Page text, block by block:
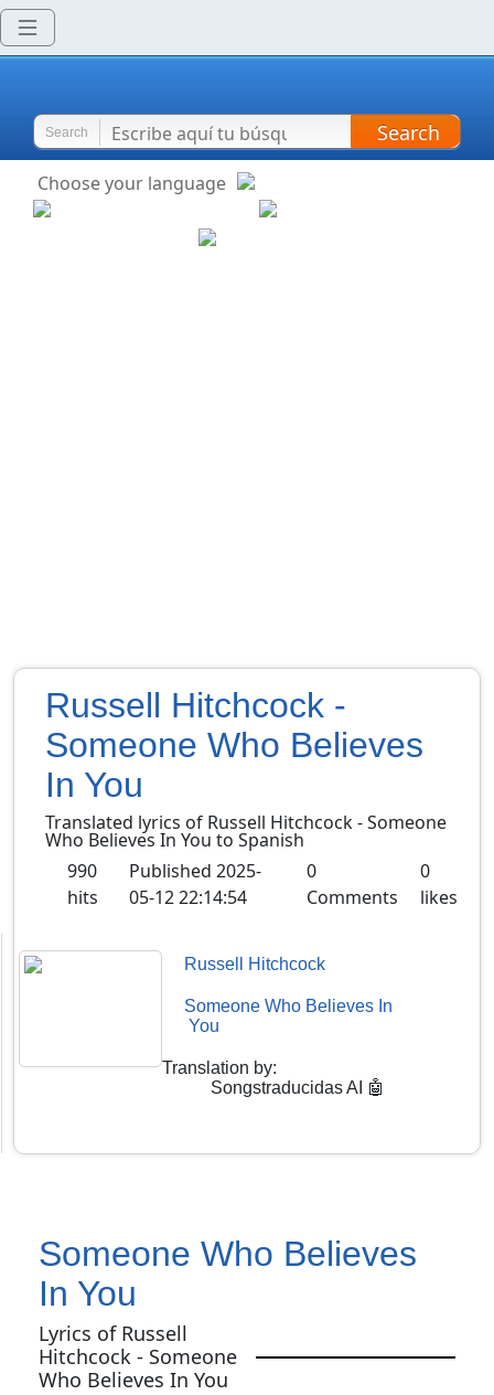
Search Search
Choose your language
Russell Hitchcock -
Someone Who Believes
In You
Translated lyrics of Russell Hitchcock - Someone
Who Believes In You to Spanish
990
hits
Published 2025-
05-12 22:14:54
0
Comments
0
likes
Russell Hitchcock
Someone Who Believes In
You
Translation by:
Songstraducidas AI 🤖
Someone Who Believes
In You
Lyrics of Russell
Hitchcock - Someone
Who Believes In You